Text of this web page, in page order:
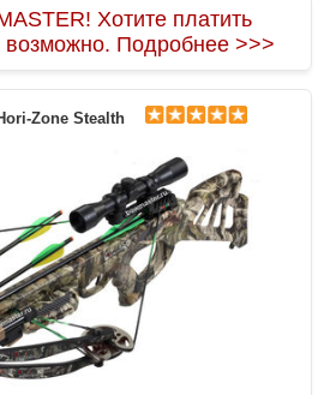
Хотите платить
возможно. Подробнее >>>
Zone Stealth